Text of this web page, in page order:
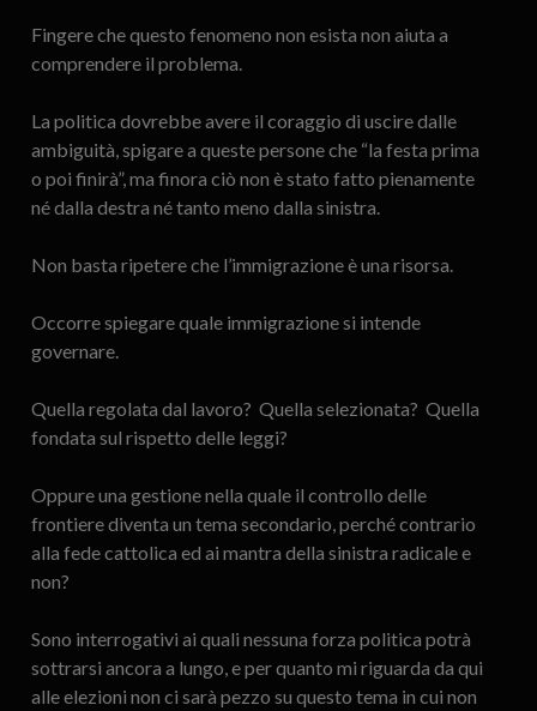
Fingere che questo fenomeno non esista non aiuta a
comprendere il problema.
La politica dovrebbe avere il coraggio di uscire dalle
ambiguità, spigare a queste persone che “la festa prima
o poi finirà”, ma finora ciò non è stato fatto pienamente
né dalla destra né tanto meno dalla sinistra.
Non basta ripetere che l’immigrazione è una risorsa.
Occorre spiegare quale immigrazione si intende
governare.
Quella regolata dal lavoro? Quella selezionata? Quella
fondata sul rispetto delle leggi?
Oppure una gestione nella quale il controllo delle
frontiere diventa un tema secondario, perché contrario
alla fede cattolica ed ai mantra della sinistra radicale e
non?
Sono interrogativi ai quali nessuna forza politica potrà
sottrarsi ancora a lungo, e per quanto mi riguarda da qui
alle elezioni non ci sarà pezzo su questo tema in cui non